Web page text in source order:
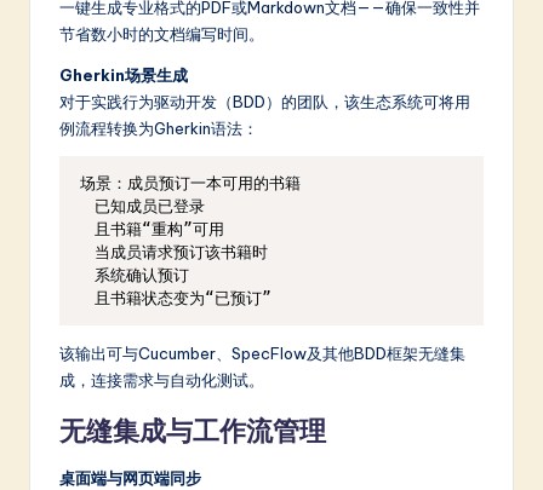
一键生成专业格式的PDF或Markdown文档——确保一致性并
节省数小时的文档编写时间。
Gherkin场景生成
对于实践行为驱动开发（BDD）的团队，该生态系统可将用
例流程转换为Gherkin语法：
场景：成员预订一本可用的书籍
  已知成员已登录
  且书籍“重构”可用
  当成员请求预订该书籍时
  系统确认预订
该输出可与Cucumber、SpecFlow及其他BDD框架无缝集
成，连接需求与自动化测试。
无缝集成与工作流管理
桌面端与网页端同步